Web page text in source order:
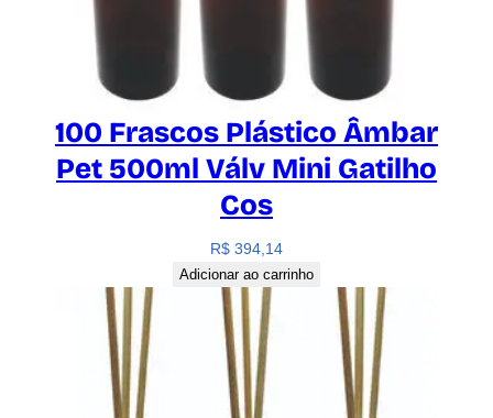
100 Frascos Plástico Âmbar
Pet 500ml Válv Mini Gatilho
Cos
R$ 394,14
Adicionar ao carrinho